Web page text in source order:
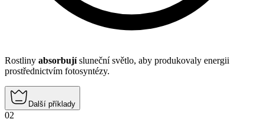
Rostliny absorbujísluneční světlo, aby produkovaly energii
prostřednictvím fotosyntézy.
Další příklady
02